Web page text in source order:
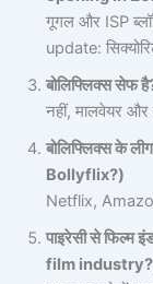
गूगल और ISP
update:
बोलिफ्लिक्स
नहीं, मालवेयर
बोलिफ्लिक्स के
Bollyflix?)
Netflix,
पाइरेसी से फिल्म
film